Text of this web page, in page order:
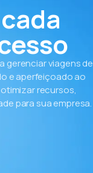
gerenciar viagens de
e aperfeiçoado ao
recursos,
para sua empresa.